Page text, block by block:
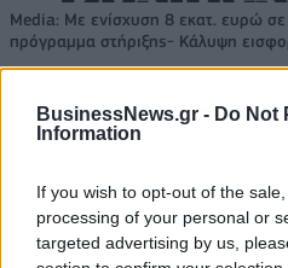
BusinessNews.gr - Do Not
Information
If you wish to opt-out of the
processing of your personal or
targeted advertising by us,
Media: Με ενίσχυση 8 εκατ. ευρώ σε
πρόγραμμα στήριξης- Κάλυψη
Η Toyota φέρνει νέα γενιά